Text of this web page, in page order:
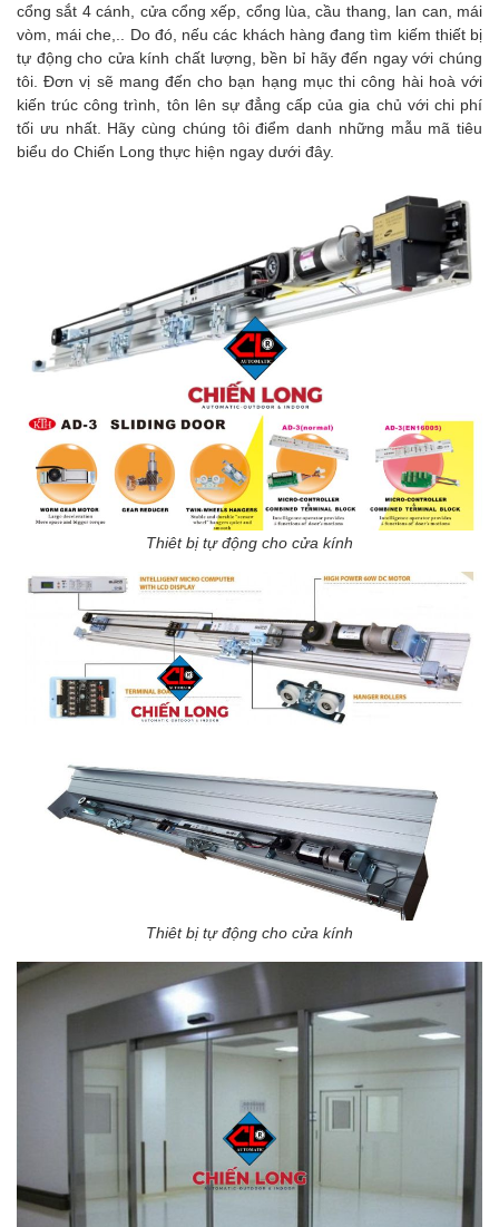
cổng sắt 4 cánh, cửa cổng xếp, cổng lùa, cầu thang, lan can, mái
vòm, mái che,.. Do đó, nếu các khách hàng đang tìm kiếm thiết bị
tự động cho cửa kính chất lượng, bền bỉ hãy đến ngay với chúng
tôi. Đơn vị sẽ mang đến cho bạn hạng mục thi công hài hoà với
kiến trúc công trình, tôn lên sự đẳng cấp của gia chủ với chi phí
tối ưu nhất. Hãy cùng chúng tôi điểm danh những mẫu mã tiêu
biểu do Chiến Long thực hiện ngay dưới đây.
Thiêt bị tự động cho cửa kính
Thiêt bị tự động cho cửa kính